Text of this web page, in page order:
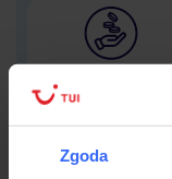
Zgoda
Lider niskich cen